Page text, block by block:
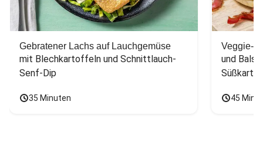
Gebratener Lachs auf Lauchgemüse
mit Blechkartoffeln und Schnittlauch-
Senf-Dip
35 Minuten
Veggie-
und
45